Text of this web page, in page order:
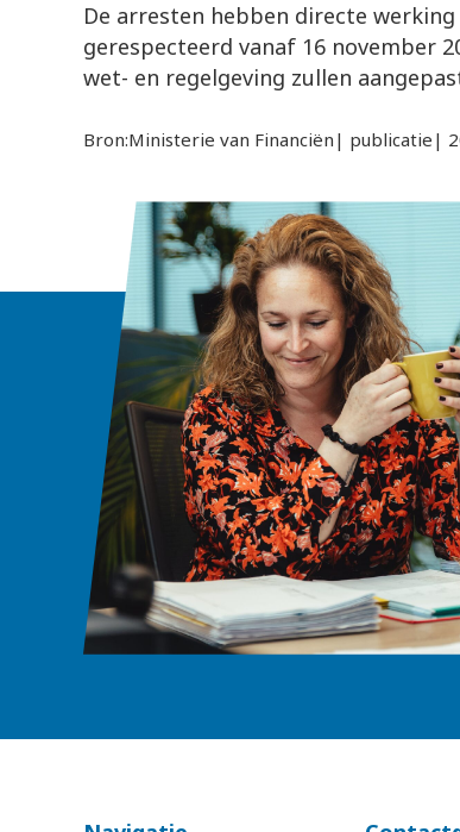
De arresten hebben directe
gerespecteerd vanaf 16 november
wet- en regelgeving zullen
Bron:Ministerie van Financiën| publicatie|